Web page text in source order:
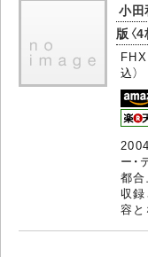
小
版〈
込）
ー
都
収
容